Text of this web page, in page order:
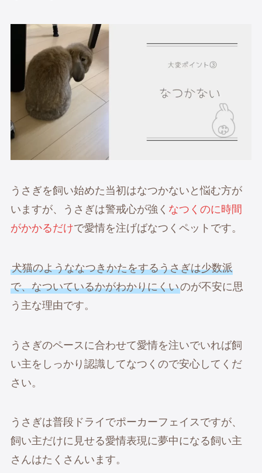
うさぎを飼い始めた当初はなつかないと悩む方が
いますが、うさぎは警戒心が強く なつくのに時間
がかかるだけで愛情を注げばなつくペットです。
犬猫のようななつきかたをするうさぎは少数派
で、なついているかがわかりにくいのが不安に思
う主な理由です。
うさぎのペースに合わせて愛情を注いでいれば飼
い主をしっかり認識してなつくので安心してくだ
さい。
うさぎは普段ドライでポーカーフェイスですが、
飼い主だけに見せる愛情表現に夢中になる飼い主
さんはたくさんいます。